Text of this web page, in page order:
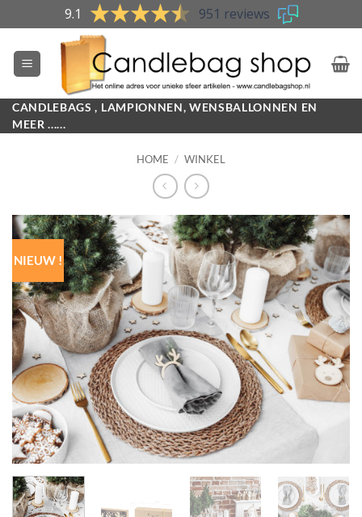
to
content
9.1 951 reviews
CANDLEBAGS , LAMPIONNEN, WENSBALLONNEN EN
MEER ......
HOME / WINKEL
NIEUW !